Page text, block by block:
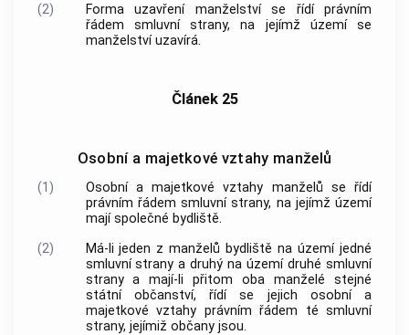
(2)
Forma uzavření manželství se řídí právním
řádem smluvní strany, na jejímž území se
manželství uzavírá.
Článek 25
Osobní a majetkové vztahy manželů
(1)
Osobní a majetkové vztahy manželů se řídí
právním řádem smluvní strany, na jejímž území
mají společné bydliště.
(2)
Má-li jeden z manželů bydliště na území jedné
smluvní strany a druhý na území druhé smluvní
strany a mají-li přitom oba manželé stejné
státní občanství, řídí se jejich osobní a
majetkové vztahy právním řádem té smluvní
strany, jejímiž občany jsou.